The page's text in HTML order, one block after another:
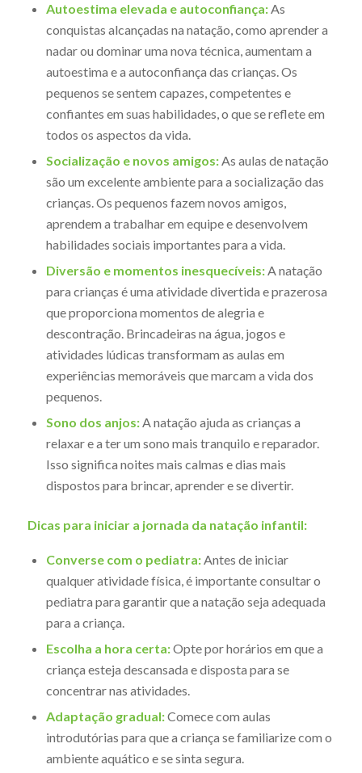
Autoestima elevada e autoconfiança:As
conquistas alcançadas na natação, como aprender a
nadar ou dominar uma nova técnica, aumentam a
autoestima e a autoconfiança das crianças. Os
pequenos se sentem capazes, competentes e
confiantes em suas habilidades, o que se reflete em
todos os aspectos da vida.
Socialização e novos amigos:As aulas de natação
são um excelente ambiente para a socialização das
crianças. Os pequenos fazem novos amigos,
aprendem a trabalhar em equipe e desenvolvem
habilidades sociais importantes para a vida.
Diversão e momentos inesquecíveis:A natação
para crianças é uma atividade divertida e prazerosa
que proporciona momentos de alegria e
descontração. Brincadeiras na água, jogos e
atividades lúdicas transformam as aulas em
experiências memoráveis que marcam a vida dos
pequenos.
Sono dos anjos:A natação ajuda as crianças a
relaxar e a ter um sono mais tranquilo e reparador.
Isso significa noites mais calmas e dias mais
dispostos para brincar, aprender e se divertir.
Dicas para iniciar a jornada da natação infantil:
Converse com o pediatra:Antes de iniciar
qualquer atividade física, é importante consultar o
pediatra para garantir que a natação seja adequada
para a criança.
Escolha a hora certa:Opte por horários em que a
criança esteja descansada e disposta para se
concentrar nas atividades.
Adaptação gradual:Comece com aulas
introdutórias para que a criança se familiarize com o
ambiente aquático e se sinta segura.